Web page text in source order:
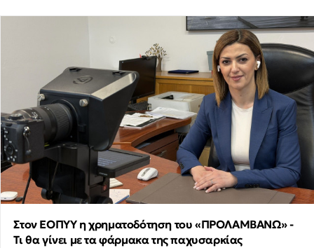
Στον ΕΟΠΥΥ η χρηματοδότηση του «ΠΡΟΛΑΜΒΑΝΩ» -
Τι θα γίνει με τα φάρμακα της παχυσαρκίας